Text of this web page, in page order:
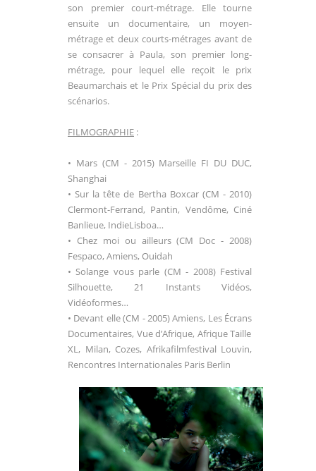
son premier court-métrage. Elle tourne
ensuite un documentaire, un moyen-
métrage et deux courts-métrages avant de
se consacrer à Paula, son premier long-
métrage, pour lequel elle reçoit le prix
Beaumarchais et le Prix Spécial du prix des
scénarios.
FILMOGRAPHIE :
• Mars (CM - 2015) Marseille FI DU DUC,
Shanghai
• Sur la tête de Bertha Boxcar (CM - 2010)
Clermont-Ferrand, Pantin, Vendôme, Ciné
Banlieue, IndieLisboa…
• Chez moi ou ailleurs (CM Doc - 2008)
Fespaco, Amiens, Ouidah
• Solange vous parle (CM - 2008) Festival
Silhouette, 21 Instants Vidéos,
Vidéoformes…
• Devant elle (CM - 2005) Amiens, Les Écrans
Documentaires, Vue d’Afrique, Afrique Taille
XL, Milan, Cozes, Afrikafilmfestival Louvin,
Rencontres Internationales Paris Berlin